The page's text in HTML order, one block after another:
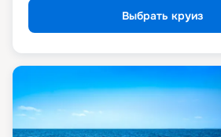
Выбрать круиз